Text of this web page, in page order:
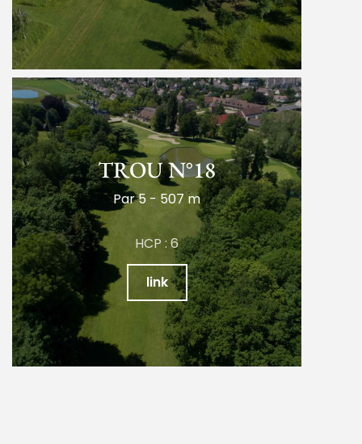
TROU N°18
Par 5 - 507 m
HCP : 6
link